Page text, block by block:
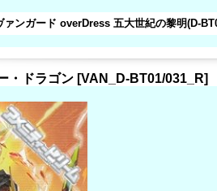
ァンガード overDress 五大世紀の黎明(D-
・ドラゴン [VAN_D-BT01/031_R]